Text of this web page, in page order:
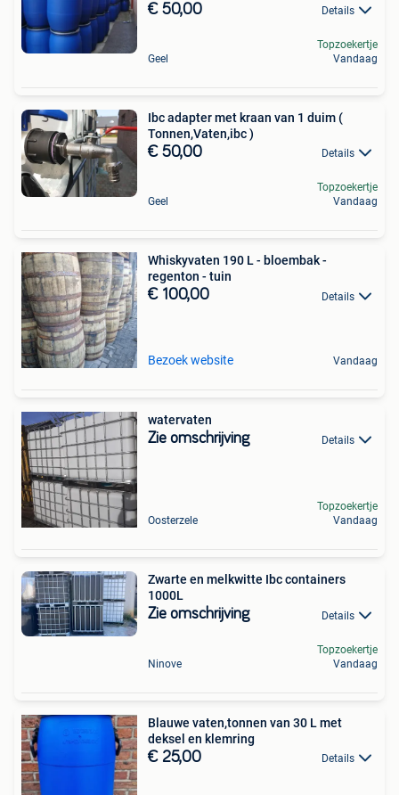
€ 50,00 Details
Geel
Topzoekertje
Vandaag
Ibc adapter met kraan van 1 duim (
Tonnen,Vaten,ibc )
€ 50,00 Details
Geel
Topzoekertje
Vandaag
Whiskyvaten 190 L - bloembak -
regenton - tuin
€ 100,00 Details
Bezoek website Vandaag
watervaten
Zie omschrijving Details
Oosterzele
Topzoekertje
Vandaag
Zwarte en melkwitte Ibc containers
1000L
Zie omschrijving Details
Ninove
Topzoekertje
Vandaag
Blauwe vaten,tonnen van 30 L met
deksel en klemring
€ 25,00 Details